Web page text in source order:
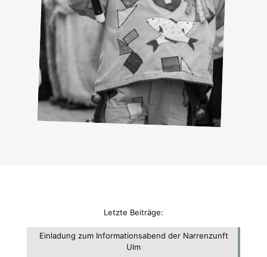
Letzte Beiträge:
Einladung zum Informationsabend der Narrenzunft
Ulm